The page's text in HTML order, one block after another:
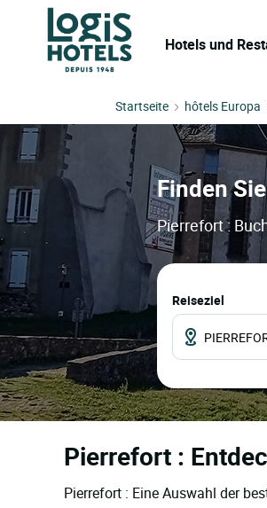
Hotels und
Startseite hôtels Europa
Finden
Pierrefort :
Reiseziel
Pierrefort :
Pierrefort : Eine Auswahl der